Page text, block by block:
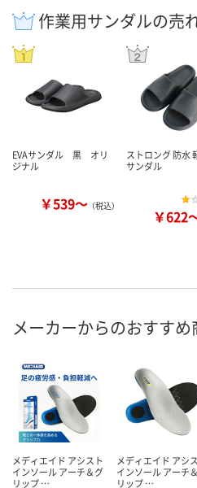
作業用サンダルの売
EVAサンダル 黒 オリ
ジナル
￥539～ （税込）
ストロング 防水
サンダル
￥622
メーカーからのおすすめ
メディエイド アシスト
インソール アーチ＆グ
リップ …
メディエイド アシ
インソール アーチ
リップ …